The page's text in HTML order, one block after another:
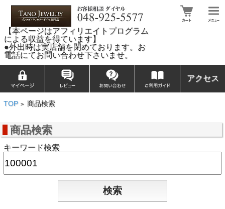
【本ページはアフィリエイトプログラム
による収益を得ています】
●外出時は実店舗を閉めております。お
電話にてお問い合わせ下さいませ。
アクセス
TOP > 商品検索
商品検索
キーワード検索